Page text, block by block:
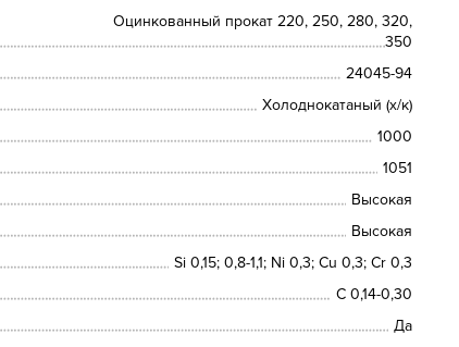
Оцинкованный прокат 220, 250, 280, 320,
350
24045-94
Холоднокатаный (х/к)
1000
1051
Высокая
Высокая
Si 0,15; 0,8-1,1; Ni 0,3; Сu 0,3; Cr 0,3
C 0,14-0,30
Да